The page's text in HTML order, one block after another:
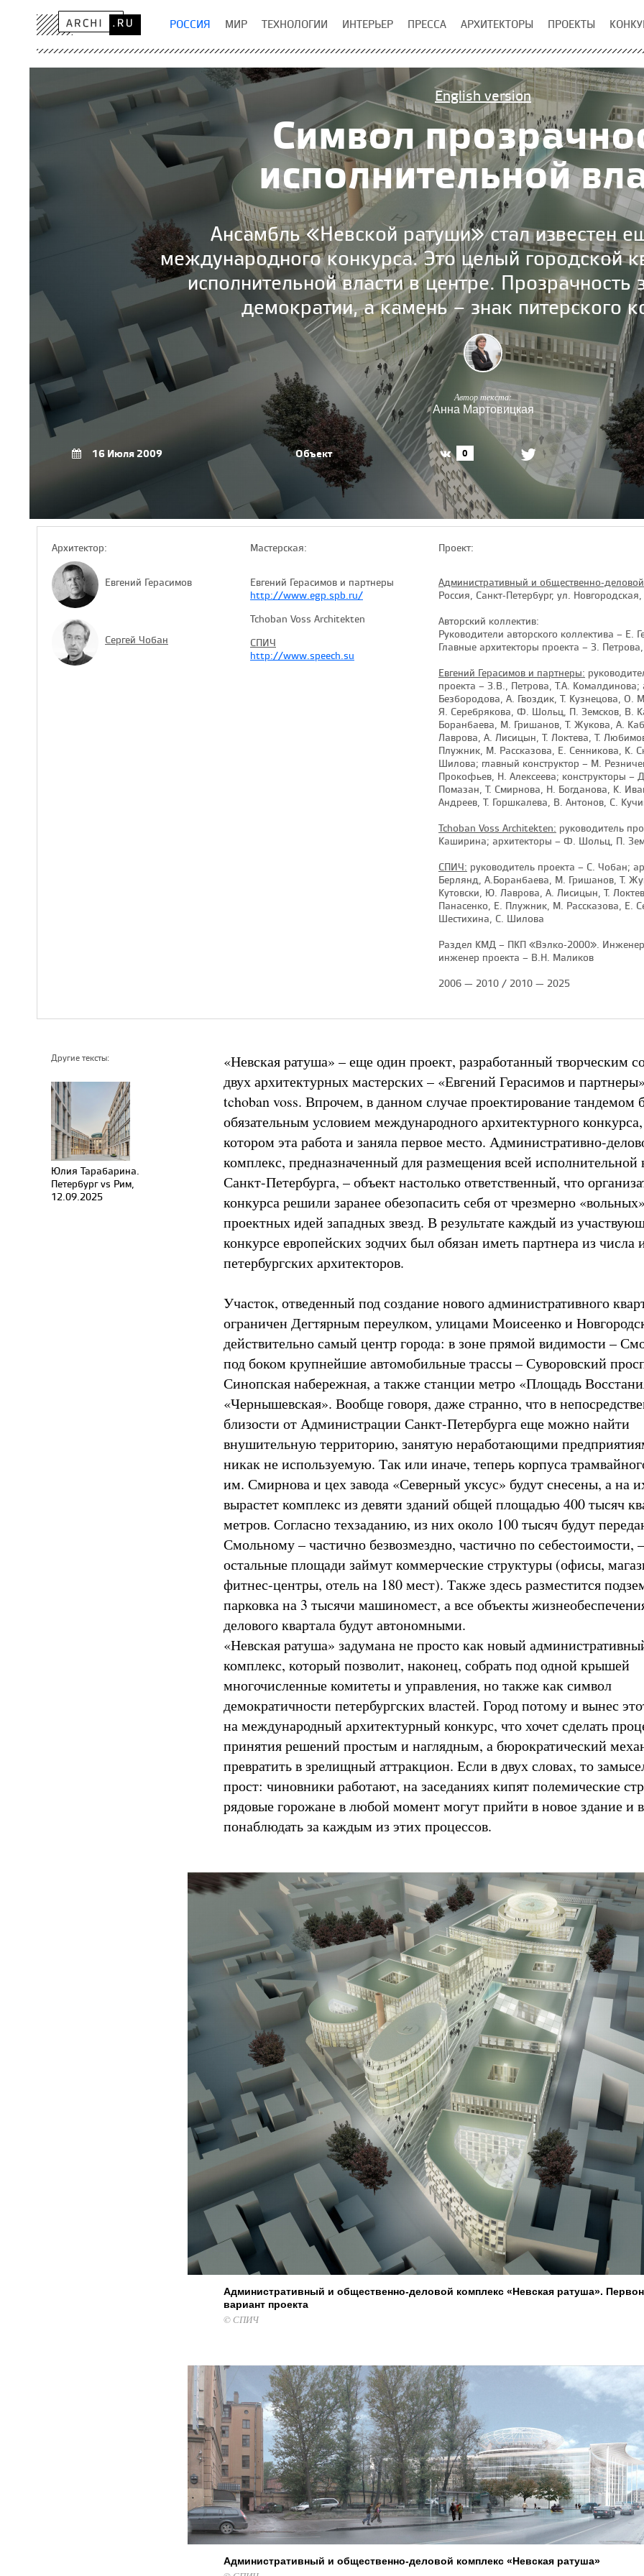
РОССИЯ МИР ТЕХНОЛОГИИ ИНТЕРЬЕР ПРЕССА АРХИТЕКТОРЫ ПРОЕКТЫ
English version
Символ
исполнительной
Ансамбль «Невской ратуши» стал известен
международного конкурса. Это целый городской
исполнительной власти в центре. Прозрачность
демократии, а камень – знак питерского
Автор текста:
Анна Мартовицкая
16 Июля 2009 Объект 0
Архитектор:
Евгений Герасимов
Сергей Чобан
Мастерская:
Евгений Герасимов и партнеры
http://www.egp.spb.ru/
Tchoban Voss Architekten
СПИЧ
http://www.speech.su
Проект:
Административный и общественно-
Россия, Санкт-Петербург, ул.
Авторский коллектив:
Руководители авторского коллектива – Е.
Главные архитекторы проекта – З.
Евгений Герасимов и партнеры:
проекта – З.В., Петрова, Т.А.
Безбородова, А. Гвоздик, Т. Кузнецова,
Я. Серебрякова, Ф. Шольц, П. Земсков, В.
Боранбаева, М. Гришанов, Т. Жукова, А.
Лаврова, А. Лисицын, Т. Локтева, Т.
Плужник, М. Рассказова, Е. Сенникова, К.
Шилова; главный конструктор – М.
Прокофьев, Н. Алексеева; конструкторы –
Помазан, Т. Смирнова, Н. Богданова, К.
Андреев, Т. Горшкалева, В. Антонов, С.
Tchoban Voss Architekten: руководитель
Каширина; архитекторы – Ф. Шольц, П.
СПИЧ: руководитель проекта – С. Чобан;
Берлянд, А.Боранбаева, М. Гришанов, Т.
Кутовски, Ю. Лаврова, А. Лисицын, Т.
Панасенко, Е. Плужник, М. Рассказова, Е.
Шестихина, С. Шилова
Раздел КМД – ПКП «Вэлко-2000».
инженер проекта – В.Н. Маликов
2006 — 2010 / 2010 — 2025
Другие тексты:
Юлия Тарабарина.
Петербург vs Рим,
12.09.2025
«Невская ратуша» – еще один проект, разработанный творческим
двух архитектурных мастерских – «Евгений Герасимов и
tchoban voss. Впрочем, в данном случае проектирование тандемом
обязательным условием международного архитектурного
котором эта работа и заняла первое место. Административно-
комплекс, предназначенный для размещения всей исполнительной
Санкт-Петербурга, – объект настолько ответственный, что
конкурса решили заранее обезопасить себя от чрезмерно «вольных»
проектных идей западных звезд. В результате каждый из
конкурсе европейских зодчих был обязан иметь партнера из числа
петербургских архитекторов.
Участок, отведенный под создание нового административного
ограничен Дегтярным переулком, улицами Моисеенко и
действительно самый центр города: в зоне прямой видимости –
под боком крупнейшие автомобильные трассы – Суворовский
Синопская набережная, а также станции метро «Площадь
«Чернышевская». Вообще говоря, даже странно, что в
близости от Администрации Санкт-Петербурга еще можно найти
внушительную территорию, занятую неработающими
никак не используемую. Так или иначе, теперь корпуса
им. Смирнова и цех завода «Северный уксус» будут снесены, а на
вырастет комплекс из девяти зданий общей площадью 400 тысяч
метров. Согласно техзаданию, из них около 100 тысяч будут
Смольному – частично безвозмездно, частично по себестоимости,
остальные площади займут коммерческие структуры (офисы,
фитнес-центры, отель на 180 мест). Также здесь разместится
парковка на 3 тысячи машиномест, а все объекты
делового квартала будут автономными.
«Невская ратуша» задумана не просто как новый
комплекс, который позволит, наконец, собрать под одной крышей
многочисленные комитеты и управления, но также как символ
демократичности петербургских властей. Город потому и вынес
на международный архитектурный конкурс, что хочет сделать
принятия решений простым и наглядным, а бюрократический
превратить в зрелищный аттракцион. Если в двух словах, то
прост: чиновники работают, на заседаниях кипят полемические
рядовые горожане в любой момент могут прийти в новое здание и
понаблюдать за каждым из этих процессов.
Административный и общественно-деловой комплекс «Невская ратуша».
вариант проекта
© СПИЧ
Административный и общественно-деловой комплекс «Невская ратуша»